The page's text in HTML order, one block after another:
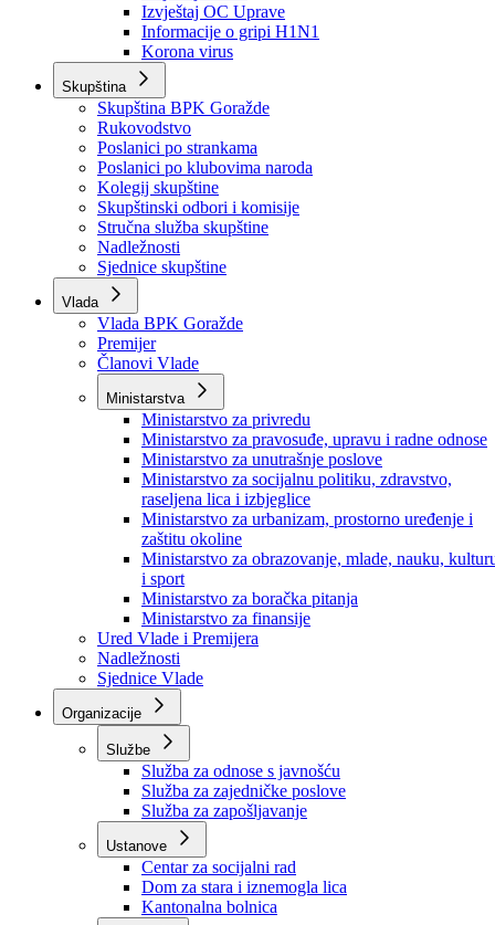
Obavještenja Vlade
Izvještajno prognozna služba Ministarstva privrede
Izvještaj o radu
Izvještaj OC Uprave
Informacije o gripi H1N1
Korona virus
Skupština
Skupština BPK Goražde
Rukovodstvo
Poslanici po strankama
Poslanici po klubovima naroda
Kolegij skupštine
Skupštinski odbori i komisije
Stručna služba skupštine
Nadležnosti
Sjednice skupštine
Vlada
Vlada BPK Goražde
Premijer
Članovi Vlade
Ministarstva
Ministarstvo za privredu
Ministarstvo za pravosuđe, upravu i radne odnose
Ministarstvo za unutrašnje poslove
Ministarstvo za socijalnu politiku, zdravstvo,
raseljena lica i izbjeglice
Ministarstvo za urbanizam, prostorno uređenje i
zaštitu okoline
Ministarstvo za obrazovanje, mlade, nauku,
i sport
Ministarstvo za boračka pitanja
Ministarstvo za finansije
Ured Vlade i Premijera
Nadležnosti
Sjednice Vlade
Organizacije
Službe
Služba za odnose s javnošću
Služba za zajedničke poslove
Služba za zapošljavanje
Ustanove